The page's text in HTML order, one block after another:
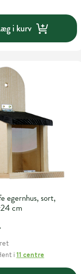
i kurv
egernhus, sort,
cm
i 11 centre